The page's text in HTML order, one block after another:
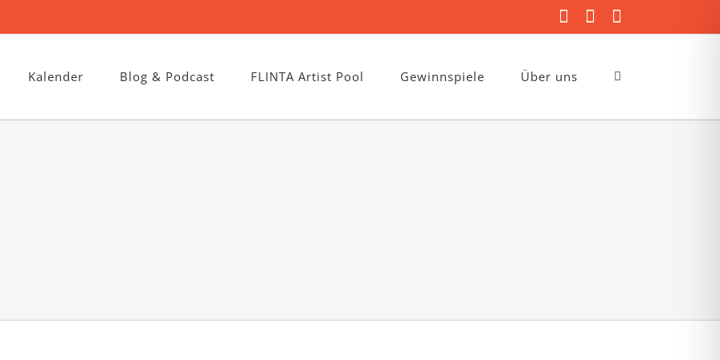
FacebookInstagram
Mail
Kalender Blog & Podcast FLINTA Artist Pool Gewinnspiele Über uns